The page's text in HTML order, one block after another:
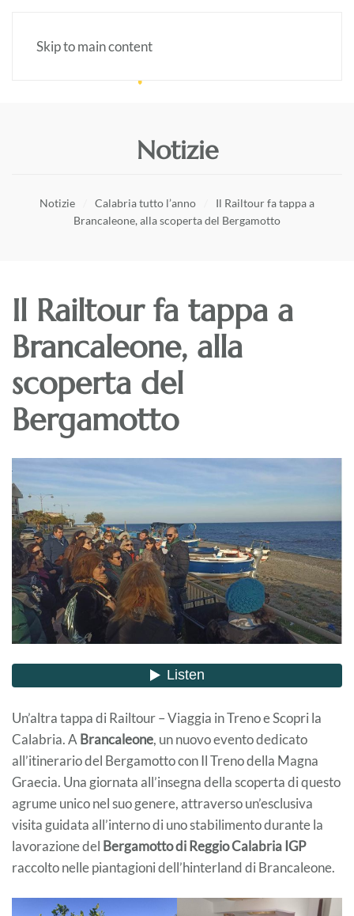
Skip to main content
Notizie
Notizie Calabria tutto l’anno
Il Railtour fa tappa a
Brancaleone, alla scoperta del Bergamotto
Il Railtour fa tappa a
Brancaleone, alla
scoperta del
Bergamotto
Un’altra tappa di Railtour – Viaggia in Treno e Scopri la
Calabria. A Brancaleone, un nuovo evento dedicato
all’itinerario del Bergamotto con Il Treno della Magna
Graecia. Una giornata all’insegna della scoperta di questo
agrume unico nel suo genere, attraverso un’esclusiva
visita guidata all’interno di uno stabilimento durante la
lavorazione del Bergamotto di Reggio Calabria IGP
raccolto nelle piantagioni dell’hinterland di Brancaleone.